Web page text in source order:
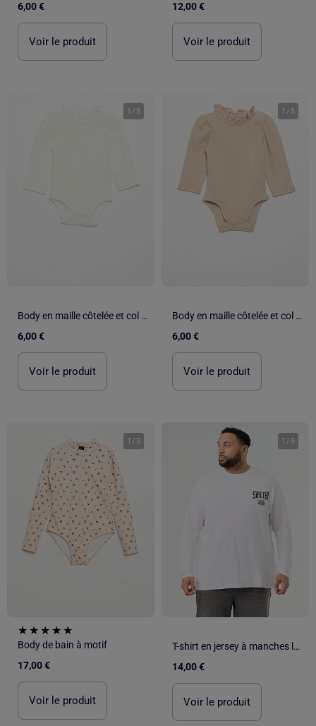
6,00 €
Voir le produit
12,00 €
Voir le produit
1 / 5
Body en maille côtelée et col fantaisie
6,00 €
Voir le produit
1 / 5
Body en maille côtelée et col fantaisie
6,00 €
Voir le produit
1 / 3
Body de bain à motif
17,00 €
Voir le produit
1 / 5
T-shirt en jersey à manches longues
14,00 €
Voir le produit